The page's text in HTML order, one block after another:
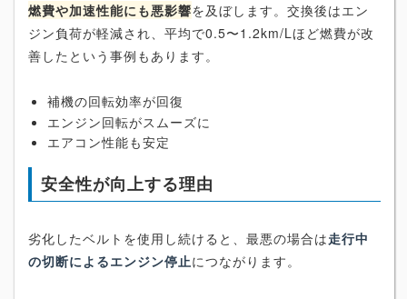
燃費や加速性能にも悪影響を及ぼします。交換後はエン
ジン負荷が軽減され、平均で0.5〜1.2km/Lほど燃費が改
善したという事例もあります。
補機の回転効率が回復
エンジン回転がスムーズに
エアコン性能も安定
安全性が向上する理由
劣化したベルトを使用し続けると、最悪の場合は走行中
の切断によるエンジン停止につながります。